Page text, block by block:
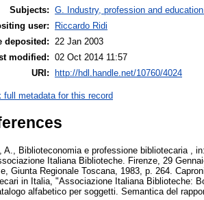
Subjects: G. Industry, profession and
user:
Riccardo Ridi
deposited:
22 Jan 2003
modified: 02 Oct 2014 11:57
URI:
http://hdl.handle.net/10760/4024
full metadata for this record
A., Biblioteconomia e professione bibliotecaria ,
Italiana Biblioteche. Firenze, 29
Giunta Regionale Toscana, 1983, p. 264.
in Italia, "Associazione Italiana Biblioteche:
alfabetico per soggetti. Semantica del